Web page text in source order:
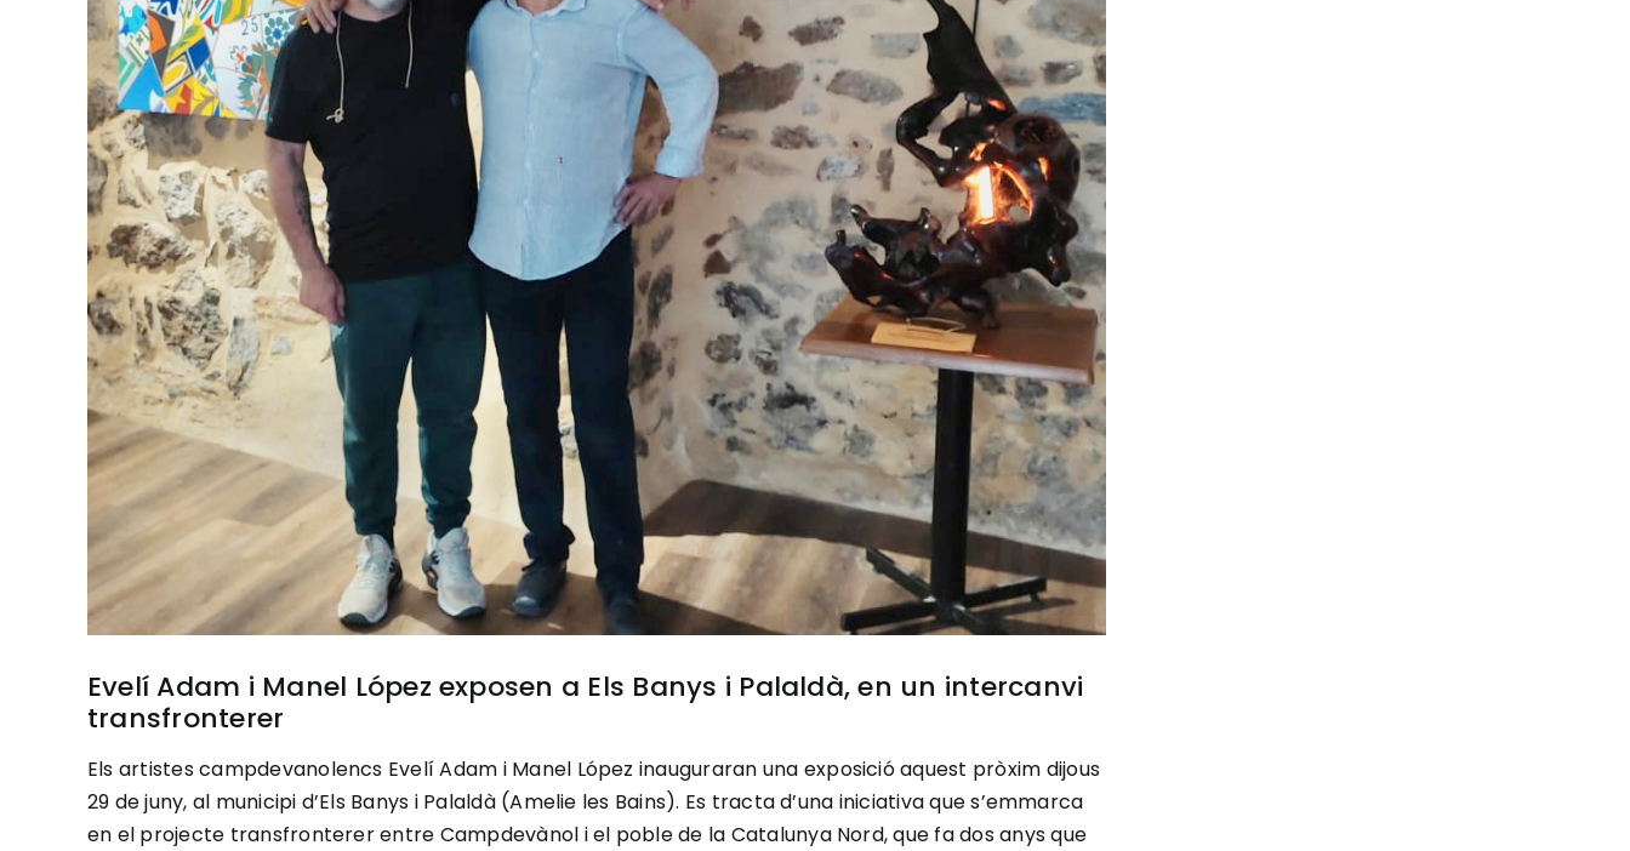
Evelí Adam i Manel López exposen a Els Banys i Palaldà, en un intercanvi
transfronterer
Els artistes campdevanolencs Evelí Adam i Manel López inauguraran una exposició aquest pròxim dijous
29 de juny, al municipi d’Els Banys i Palaldà (Amelie les Bains). Es tracta d’una iniciativa que s’emmarca
en el projecte transfronterer entre Campdevànol i el poble de la Catalunya Nord, que fa dos anys que